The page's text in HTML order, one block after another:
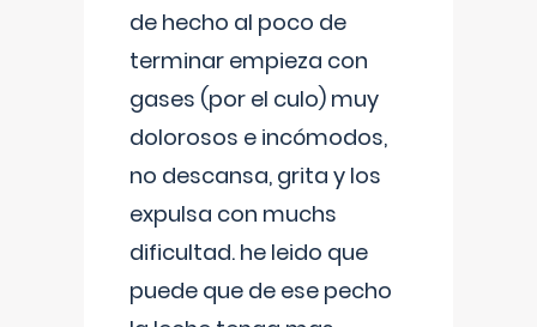
de hecho al poco de
terminar empieza con
gases (por el culo) muy
dolorosos e incómodos,
no descansa, grita y los
expulsa con muchs
dificultad. he leido que
puede que de ese pecho